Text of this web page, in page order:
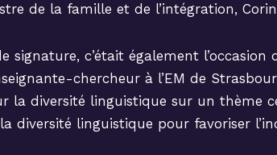
de la famille et de l’intégration,
signature, c’était également l’occasion
chercheur à l’EM de
la diversité linguistique sur un thème
diversité linguistique pour favoriser